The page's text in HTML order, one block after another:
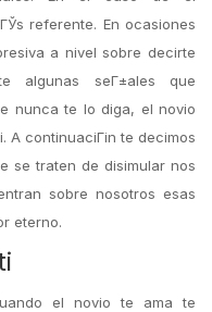
referente. En ocasiones
a nivel sobre decirte
algunas seГ±ales que
nunca te lo diga, el novio
A continuaciГіn te decimos
se traten de disimular nos
sobre nosotros esas
eterno.
el novio te ama te